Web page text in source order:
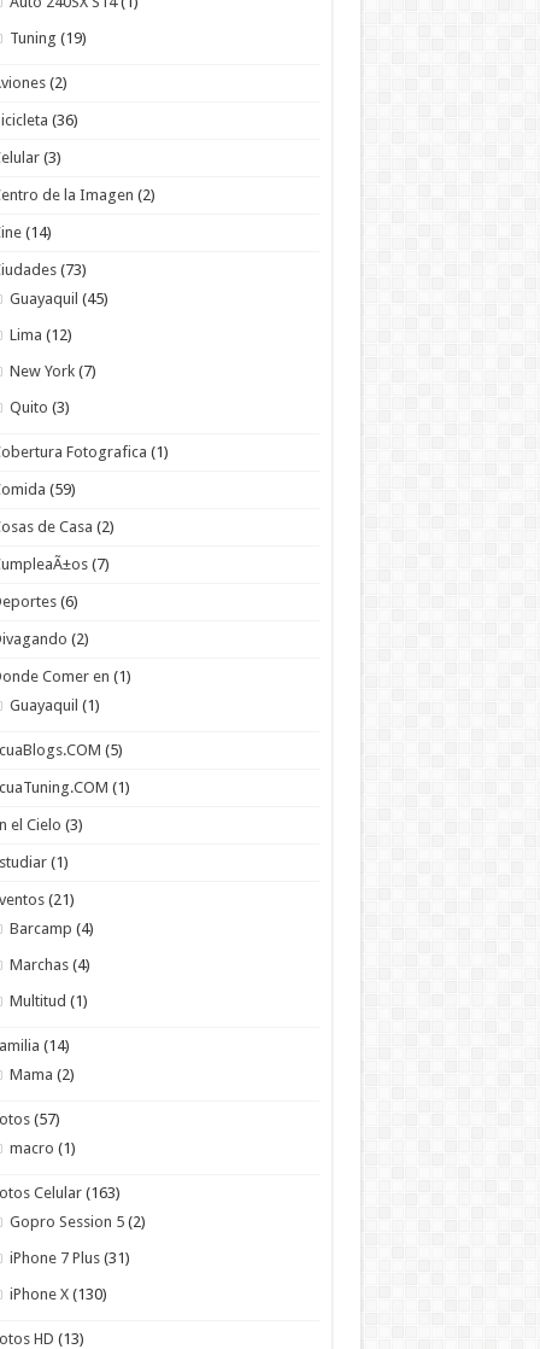
Tuning (19)
(2)
(36)
(3)
de la Imagen (2)
(14)
(73)
Guayaquil (45)
Lima (12)
New York (7)
Quito (3)
Fotografica (1)
(59)
de Casa (2)
(7)
(6)
(2)
Comer en (1)
Guayaquil (1)
(5)
(1)
el Cielo (3)
(1)
(21)
Barcamp (4)
Marchas (4)
Multitud (1)
(14)
Mama (2)
(57)
macro (1)
Celular (163)
Gopro Session 5 (2)
iPhone 7 Plus (31)
iPhone X (130)
HD (13)